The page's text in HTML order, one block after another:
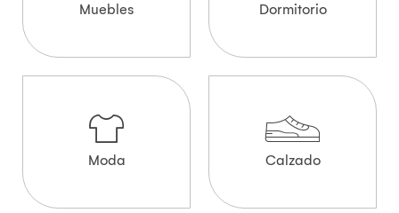
Muebles Dormitorio
Moda Calzado